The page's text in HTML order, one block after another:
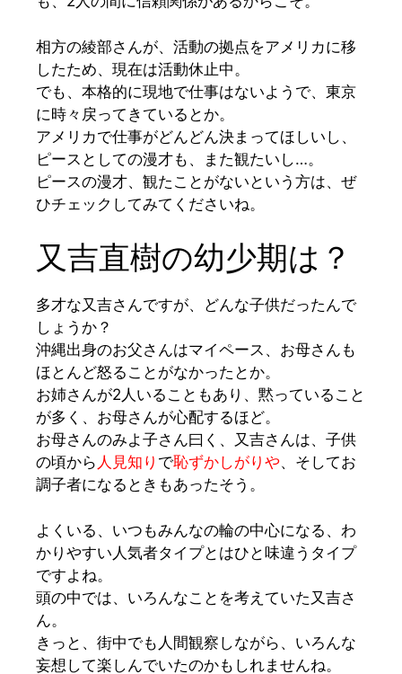
相方の綾部さんが、活動の拠点をアメリカに移
したため、現在は活動休止中 。
でも、本格的に現地で仕事はないようで、東京
に時々戻ってきているとか。
アメリカで仕事がどんどん決まってほしいし、
ピースとしての漫才も、また観たいし…。
ピースの漫才、観たことがないという方は、ぜ
ひチェックしてみてくださいね。
又吉直樹の幼少期は？
多才な又吉さんですが、どんな子供だったんで
しょうか？
沖縄出身のお父さんはマイペース、お母さんも
ほとんど怒ることがなかったとか。
お姉さんが2人いることもあり、黙っていること
が多く、お母さんが心配するほど。
お母さんのみよ子さん曰く、又吉さんは、子供
の頃から 人見知り で恥ずかしがりや、そしてお
調子者になるときもあったそう。
よくいる、いつもみんなの輪の中心になる、わ
かりやすい人気者タイプとはひと味違うタイプ
ですよね。
頭の中では、いろんなことを考えていた又吉さ
ん。
きっと、街中でも 人間観察 しながら、いろんな
妄想して楽しんでいたのかもしれませんね。